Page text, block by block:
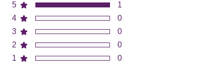
5
4
3
2
1
1
0
0
0
0